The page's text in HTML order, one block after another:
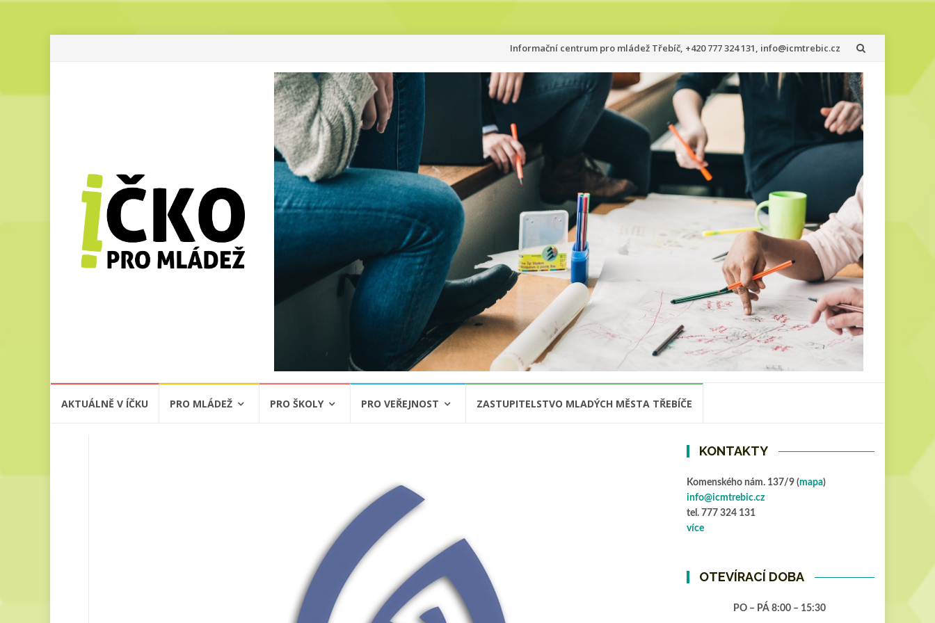
Přeskočit
na
obsah
Informační centrum pro mládež Třebíč, +420 777 324 131, info@icmtrebic.cz
AKTUÁLNĚ V ÍČKU PRO MLÁDEŽ PRO ŠKOLY PRO VEŘEJNOST ZASTUPITELSTVO MLADÝCH MĚSTA TŘEBÍČE
KONTAKTY
Komenského nám. 137/9 (mapa)
info@icmtrebic.cz
tel. 777 324 131
více
OTEVÍRACÍ DOBA
PO – PÁ 8:00 – 15:30